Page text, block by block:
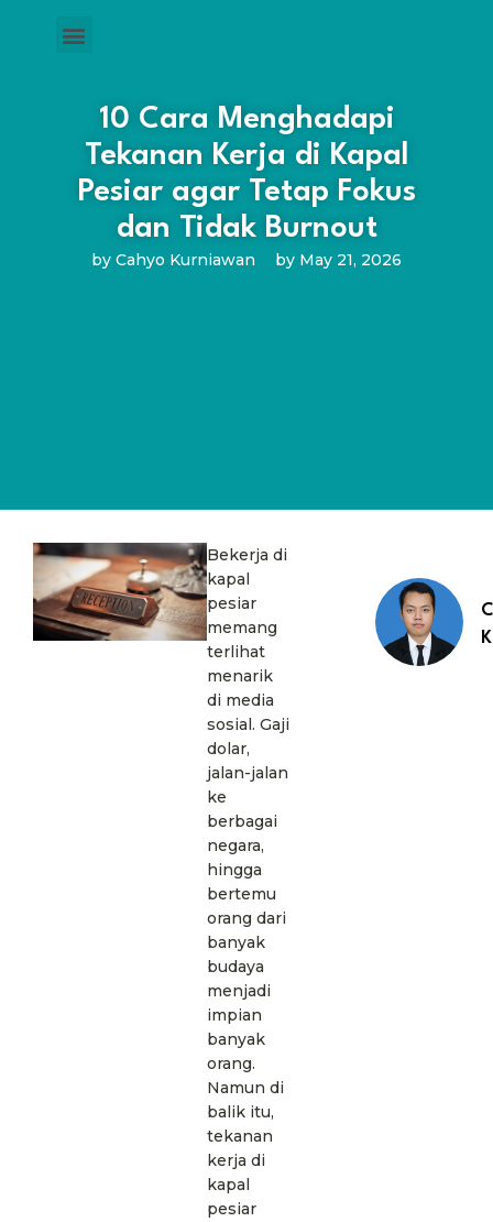
10 Cara Menghadapi
Tekanan Kerja di Kapal
Pesiar agar Tetap Fokus
dan Tidak Burnout
by Cahyo Kurniawan by May 21, 2026
Bekerja di
kapal
pesiar
memang
terlihat
menarik
di media
sosial. Gaji
dolar,
jalan-jalan
ke
berbagai
negara,
hingga
bertemu
orang dari
banyak
budaya
menjadi
impian
banyak
orang.
Namun di
balik itu,
tekanan
kerja di
kapal
pesiar